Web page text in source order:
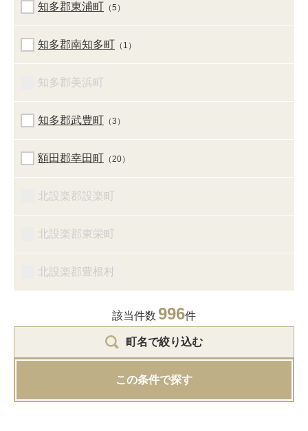
知多郡東浦町 （5）
知多郡南知多町 （1）
知多郡美浜町
知多郡武豊町 （3）
額田郡幸田町 （20）
北設楽郡設楽町
北設楽郡東栄町
北設楽郡豊根村
該当件数 996件
町名で絞り込む
この条件で探す